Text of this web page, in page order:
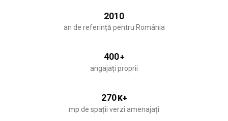
2010
an de referință pentru România
400+
angajați proprii
270K+
mp de spații verzi amenajați